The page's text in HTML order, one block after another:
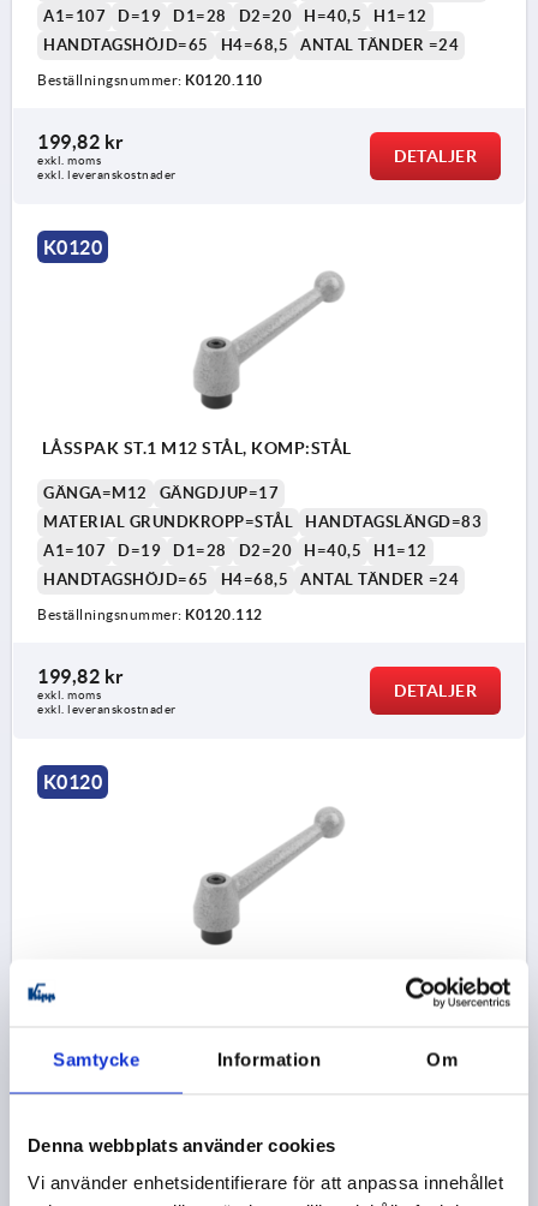
Samtycke Information Om
Denna webbplats använder cookies
Vi använder enhetsidentifierare för att anpassa innehållet
A1=107
D=19 D1=28 D2=20 H=40,5
H1=12
HANDTAGSHÖJD=65
H4=68,5 ANTAL TÄNDER =24
Beställningsnummer: K0120.110
199,82 kr
exkl. moms
exkl. leveranskostnader
DETALJER
K0120
LÅSSPAK ST.1 M12 STÅL, KOMP:STÅL
GÄNGA=M12
GÄNGDJUP=17
MATERIAL GRUNDKROPP=STÅL
HANDTAGSLÄNGD=83
A1=107
D=19 D1=28 D2=20 H=40,5
H1=12
HANDTAGSHÖJD=65
H4=68,5 ANTAL TÄNDER =24
Beställningsnummer: K0120.112
199,82 kr
exkl. moms
exkl. leveranskostnader
DETALJER
K0120
LÅSSPAK ST.2 M12 STÅL, KOMP:STÅL
MATERIAL GRUNDKROPP=STÅL
HANDTAGSLÄNGD=108
Beställningsnummer:K0120.212